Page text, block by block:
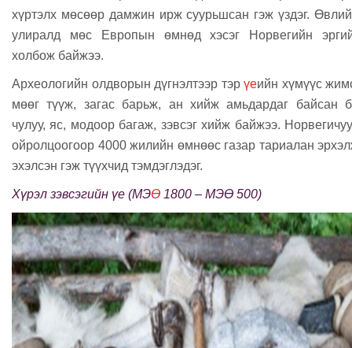
хүртэлх мөсөөр дамжин ирж суурьшсан гэж үздэг.
улиралд мөс Европын өмнөд хэсэг Норвегийн
холбож байжээ.
Археологийн олдворын дүгнэлтээр тэр үеийн хүмүүс
мөөг түүж, загас барьж, ан хийж амьдардаг байсан
чулуу, яс, модоор багаж, зэвсэг хийж байжээ.
ойролцоогоор 4000 жилийн өмнөөс газар тариалан
эхэлсэн гэж түүхчид тэмдэглэдэг.
Хүрэл зэвсэгийн үе (МЭӨ 1800 – МЭӨ 500)